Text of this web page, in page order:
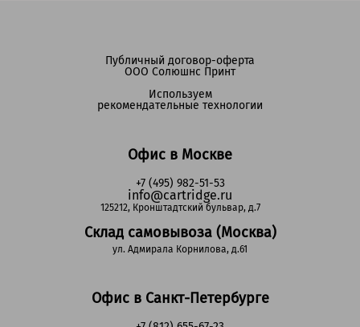
Офис в Москве
+7 (495) 982-51-53
info@cartridge.ru
125212, Кронштадтский бульвар, д.7
Склад самовывоза (Москва)
ул. Адмирала Корнилова, д.61
Офис в Санкт-Петербурге
Публичный договор-оферта
ООО Солюшнс Принт
Используем
рекомендательные технологии